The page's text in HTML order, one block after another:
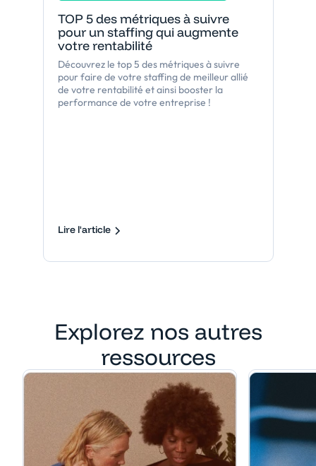
TOP 5 des métriques à suivre
pour un staffing qui augmente
votre rentabilité
Découvrez le top 5 des métriques à suivre
pour faire de votre staffing de meilleur allié
de votre rentabilité et ainsi booster la
performance de votre entreprise !
Lire l'article
Explorez nos autres
ressources